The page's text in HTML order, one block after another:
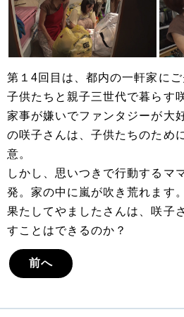
第１4回目は、都内の一軒家に
子供たちと親子三世代で暮らす
家事が嫌いでファンタジーが大
の咲子さんは、子供たちのため
意。
しかし、思いつきで行動するマ
発。家の中に嵐が吹き荒れます。
果たしてやましたさんは、咲子
すことはできるのか？
前へ